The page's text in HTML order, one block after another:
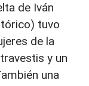
de Iván
tuvo
de la
y un
una